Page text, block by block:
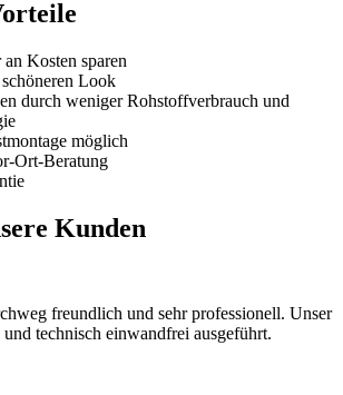
Kosten sparen
Look
durch weniger Rohstoffverbrauch und
möglich
Ort-Beratung
Kunden
freundlich und sehr professionell. Unser
technisch einwandfrei ausgeführt.